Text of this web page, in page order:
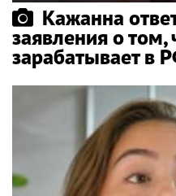
Кажанна
заявления о том,
зарабатывает в